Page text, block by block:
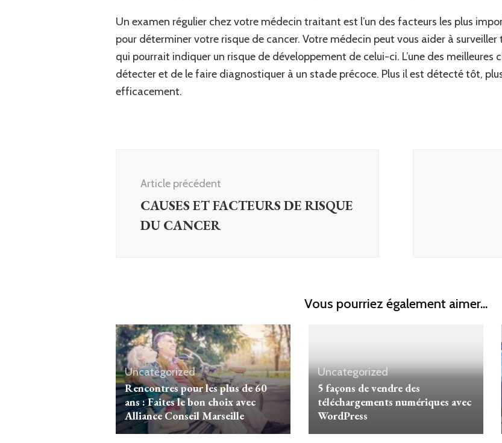
Un examen régulier chez votre médecin traitant est l’un des facteurs les plus
pour déterminer votre risque de cancer. Votre médecin peut vous aider à
qui pourrait indiquer un risque de développement de celui-ci. L’une des meilleures
détecter et de le faire diagnostiquer à un stade précoce. Plus il est détecté tôt,
efficacement.
d'article
Article précédent
CAUSES ET FACTEURS DE RISQUE
DU CANCER
Vous pourriez également aimer...
Uncategorized
Rencontres pour les plus de 60
ans : Faites le bon choix avec
Alliance Conseil Marseille
Uncategorized
5 façons de vendre des
téléchargements numériques avec
WordPress